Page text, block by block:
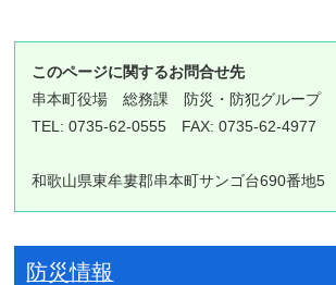
このページに関するお問合せ先
串本町役場総務課 防災・防犯グループ
TEL: 0735-62-0555 FAX: 0735-62-4977
和歌山県東牟婁郡串本町サンゴ台690番地5
防災情報